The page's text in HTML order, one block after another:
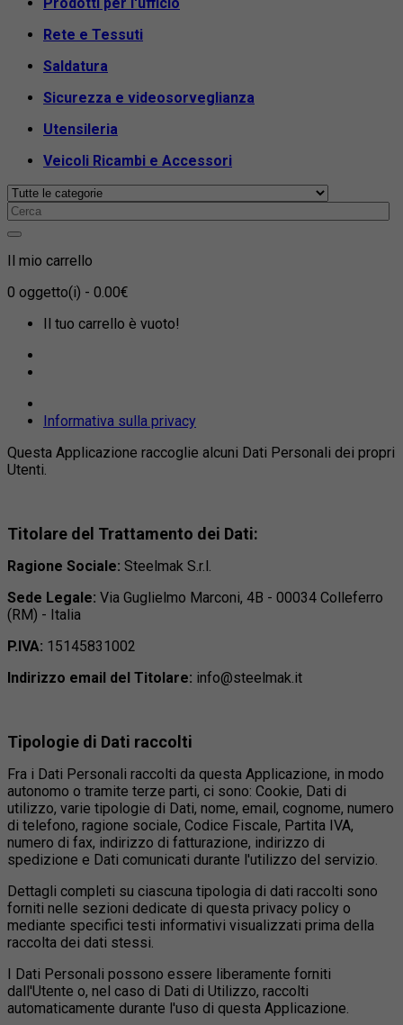
Rete e Tessuti
Saldatura
Sicurezza e videosorveglianza
Utensileria
Veicoli Ricambi e Accessori
Il mio carrello
0 oggetto(i) - 0.00€
Il tuo carrello è vuoto!
Informativa sulla privacy
Questa Applicazione raccoglie alcuni Dati Personali dei propri
Utenti.
Titolare del Trattamento dei Dati:
Ragione Sociale: Steelmak S.r.l.
Sede Legale: Via Guglielmo Marconi, 4B - 00034 Colleferro
(RM) - Italia
P.IVA: 15145831002
Indirizzo email del Titolare: info@steelmak.it
Tipologie di Dati raccolti
Fra i Dati Personali raccolti da questa Applicazione, in modo
autonomo o tramite terze parti, ci sono: Cookie, Dati di
utilizzo, varie tipologie di Dati, nome, email, cognome, numero
di telefono, ragione sociale, Codice Fiscale, Partita IVA,
numero di fax, indirizzo di fatturazione, indirizzo di
spedizione e Dati comunicati durante l'utilizzo del servizio.
Dettagli completi su ciascuna tipologia di dati raccolti sono
forniti nelle sezioni dedicate di questa privacy policy o
mediante specifici testi informativi visualizzati prima della
raccolta dei dati stessi.
I Dati Personali possono essere liberamente forniti
dall'Utente o, nel caso di Dati di Utilizzo, raccolti
automaticamente durante l'uso di questa Applicazione.